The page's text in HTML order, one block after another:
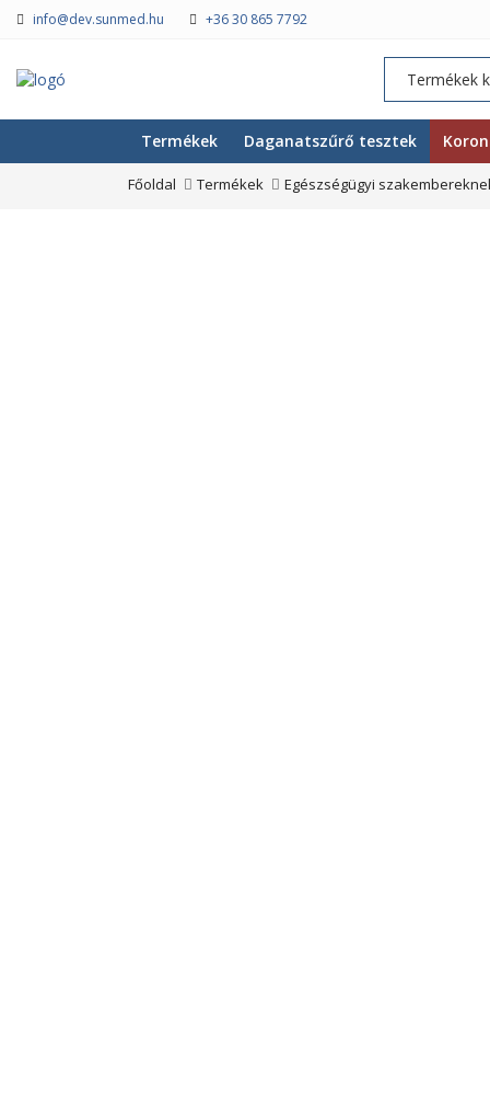
info@dev.sunmed.hu +36 30 865 7792
Termékek Daganatszűrő tesztek
Főoldal Termékek Egészségügyi